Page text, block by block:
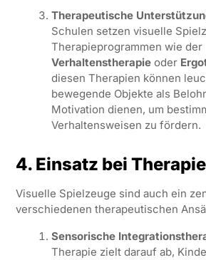
Therapeutische
Schulen setzen visuelle
Therapieprogrammen wie der
Verhaltenstherapieoder
diesen Therapien können
bewegende Objekte als
Motivation dienen, um
Verhaltensweisen zu fördern.
4. Einsatz bei
Visuelle Spielzeuge sind auch ein
verschiedenen therapeutischen
Sensorische
Therapie zielt darauf ab,